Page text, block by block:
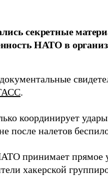
секретные
НАТО в
.
координирует
после налетов
принимает прямое
хакерской